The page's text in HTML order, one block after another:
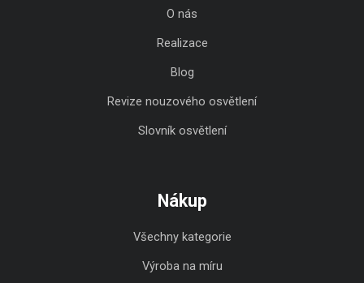
O nás
Realizace
Blog
Revize nouzového osvětlení
Slovník osvětlení
Nákup
Všechny kategorie
Výroba na míru